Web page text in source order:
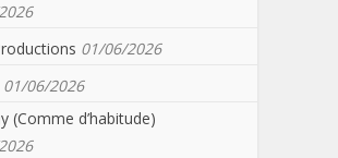
01/06/2026
01/06/2026
(Comme d’habitude)